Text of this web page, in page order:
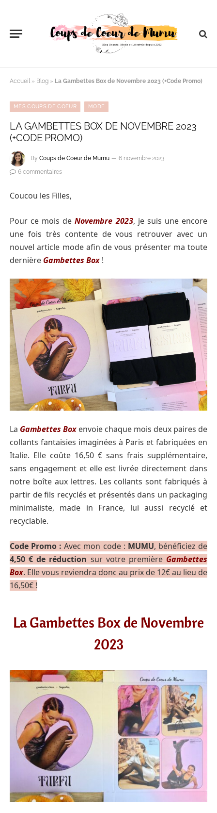
Accueil » Blog » La Gambettes Box de Novembre 2023 (+Code Promo)
MES COUPS DE COEUR MODE
LA GAMBETTES BOX DE NOVEMBRE 2023
(+CODE PROMO)
By Coups de Coeur de Mumu
6 novembre 2023
6 commentaires
Coucou les Filles,
Pour ce mois deNovembre 2023, je suis une encore
une fois très contente de vous retrouver avec un
nouvel article mode afin de vous présenter ma toute
dernière Gambettes Box !
La Gambettes Box envoie chaque mois deux paires de
collants fantaisies imaginées à Paris et fabriquées en
Italie. Elle coûte 16,50 € sans frais supplémentaire,
sans engagement et elle est livrée directement dans
notre boîte aux lettres. Les collants sont fabriqués à
partir de fils recyclés et présentés dans un packaging
minimaliste, made in France, lui aussi recyclé et
recyclable.
Code Promo : Avec mon code : MUMU, bénéficiez de
4,50 € de réduction sur votre première Gambettes
Box. Elle vous reviendra donc au prix de 12€ au lieu de
16,50€ !
La Gambettes Box de Novembre
2023